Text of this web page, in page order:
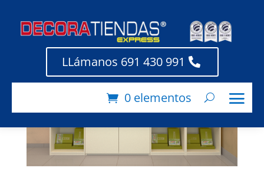
LLámanos 691 430 991
0 elementos